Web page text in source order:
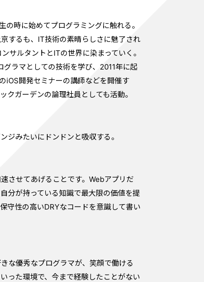
時に始めてプログラミングに触れる。
するも、IT技術の素晴らしさに魅了され
サルタントとITの世界に染まっていく。
ラマとしての技術を学び、2011年に起
iOS開発セミナーの講師などを開催す
クガーデンの論理社員としても活動。
ジみたいにドンドンと吸収する。
させてあげることです。Webアプリだ
分が持っている知識で最大限の価値を提
守性の高いDRYなコードを意識して書い
な優秀なプログラマが、笑顔で働ける
った環境で、今まで経験したことがない